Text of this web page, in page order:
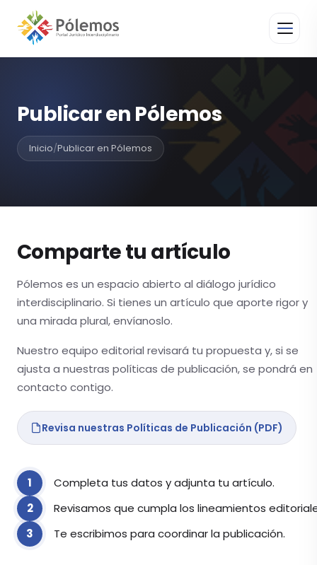
Publicar en Pólemos
Inicio/Publicar en Pólemos
Comparte tu artículo
Pólemos es un espacio abierto al diálogo jurídico
interdisciplinario. Si tienes un artículo que aporte rigor y
una mirada plural, envíanoslo.
Nuestro equipo editorial revisará tu propuesta y, si se
ajusta a nuestras políticas de publicación, se pondrá en
contacto contigo.
Revisa nuestras Políticas de Publicación (PDF)
Completa tus datos y adjunta tu artículo.
Revisamos que cumpla los lineamientos
Te escribimos para coordinar la publicación.